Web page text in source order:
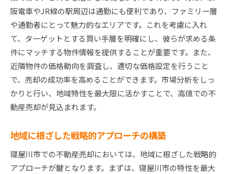
阪電車やJR線の駅周辺は通勤にも便利であり、ファミリー層
や通勤者にとって魅力的なエリアです。これを考慮に入れ
て、ターゲットとする買い手層を明確にし、彼らが求める条
件にマッチする物件情報を提供することが重要です。また、
近隣物件の価格動向を調査し、適切な価格設定を行うこと
で、売却の成功率を高めることができます。市場分析をしっ
かりと行い、地域特性を最大限に活かすことで、高値での不
動産売却が見込まれます。
地域に根ざした戦略的アプローチの構築
寝屋川市での不動産売却においては、地域に根ざした戦略的
アプローチが鍵となります。まずは、寝屋川市の特性を最大